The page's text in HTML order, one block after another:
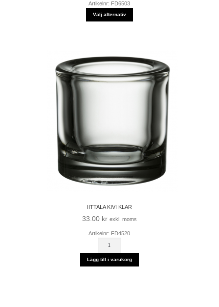
till
98.00 kr
Artikelnr: FD6503
Välj alternativ
IITTALA KIVI KLAR
33.00 kr exkl. moms
Artikelnr: FD4520
KLAR
mängd
Lägg till i varukorg